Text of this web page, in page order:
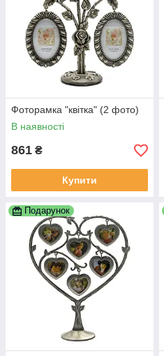
Фоторамка "квітка" (2 фото)
В наявності
861 ₴
Купити
Подарунок